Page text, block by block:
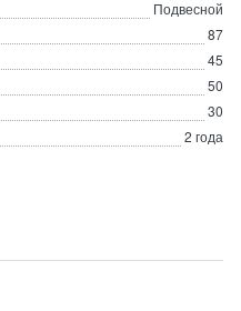
Подвесной
87
45
50
30
2 года